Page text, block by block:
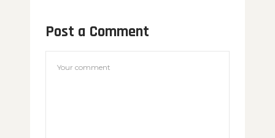
Post a Comment